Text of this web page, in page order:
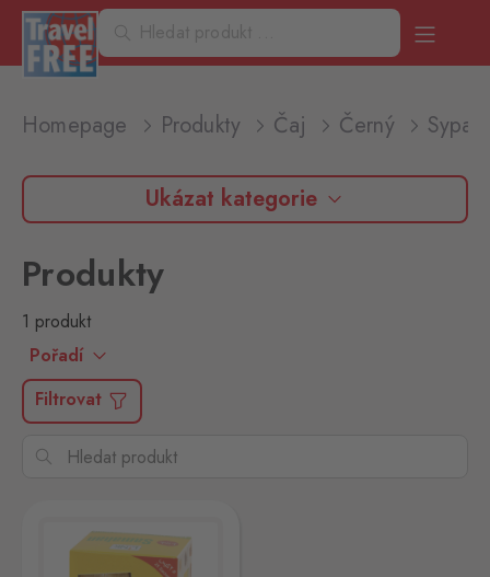
Homepage Produkty Čaj Černý
Ukázat kategorie
Produkty
1 produkt
Pořadí
Filtrovat